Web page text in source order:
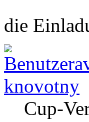
die
knovotny
Cup-